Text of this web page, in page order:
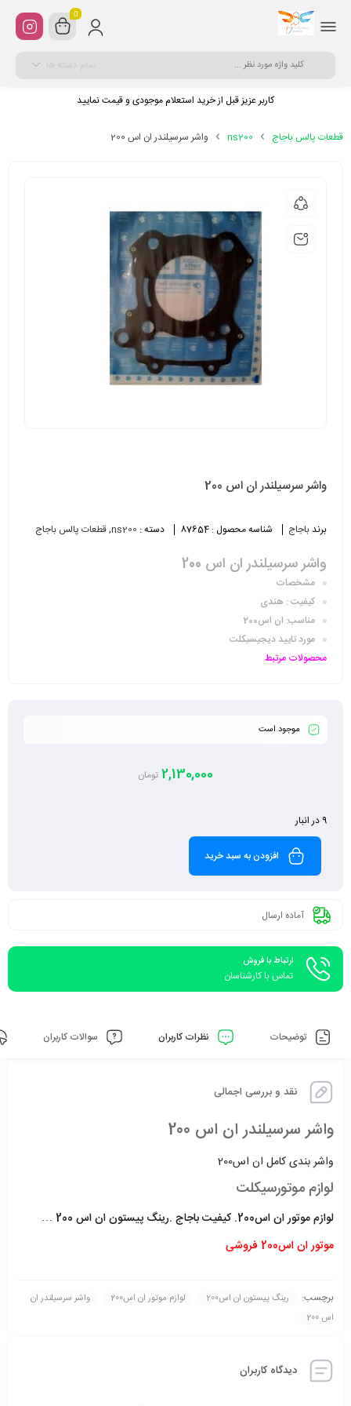
0
کاربر عزیز قبل از خرید استعلام موجودی و قیمت نمایید
قطعات پالس باجاج ns200 واشر سرسیلندر ان اس 200
واشر سرسیلندر ان اس 200
برند باجاج شناسه محصول : 87654 دسته : ns200
,قطعات پالس باجاج
واشر سرسیلندر ان اس 200
مشخصات
کیفیت : هندی
مناسب: ان اس200
مورد تایید دیجیسیکلت
محصولات مرتبط
موجود است
2,130,000 تومان
9 در انبار
افزودن به سبد خرید
آماده ارسال
ارتباط با فروش
تماس با کارشناسان
توضیحات نظرات کاربران سوالات کاربران
نقد و بررسی اجمالی
واشر سرسیلندر ان اس 200
واشر بندی کامل ان اس200
لوازم موتورسیکلت
لوازم موتور ان اس200. کیفیت باجاج .رینگ پیستون ان اس 200 …
موتور ان اس200 فروشی
برچسب: رینگ پیستون ان اس200 لوازم موتور ان اس200
واشر سرسیلندر ان
اس 200
دیدگاه کاربران